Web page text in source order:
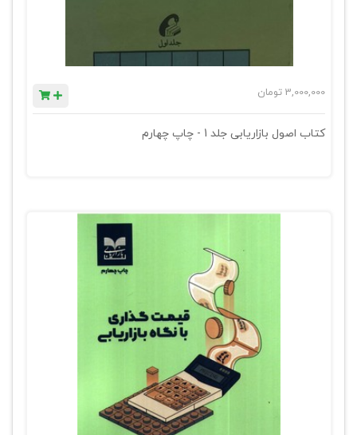
3,000,000 تومان
کتاب اصول بازاریابی جلد 1 - چاپ چهارم